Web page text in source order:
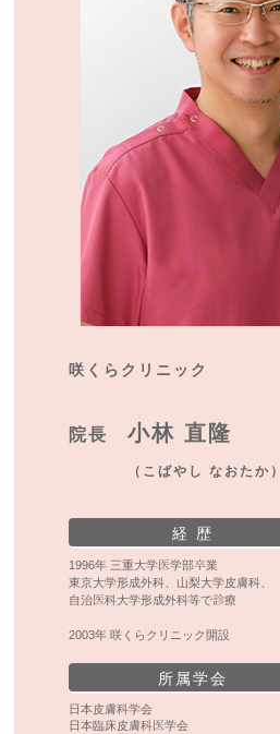
咲くらクリニック
院長小林 直隆
（こばやし なおたか）
経 歴
1996年 三重大学医学部卒業
東京大学形成外科、山梨大学皮膚科、
自治医科大学形成外科等で診療
2003年 咲くらクリニック開設
所属学会
日本皮膚科学会
日本臨床皮膚科医学会